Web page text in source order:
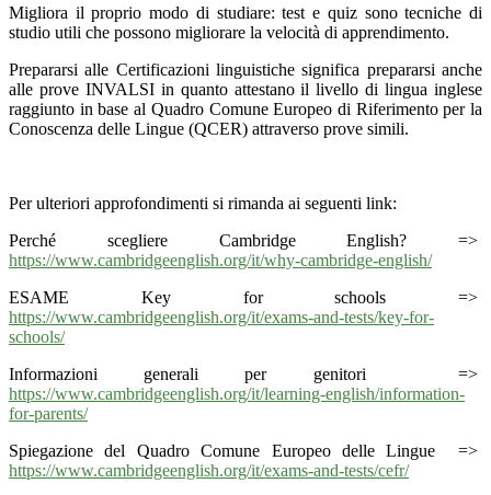
Migliora il proprio modo di studiare: test e quiz sono tecniche di
studio utili che possono migliorare la velocità di apprendimento.
Prepararsi alle Certificazioni linguistiche significa prepararsi anche
alle prove INVALSIin quanto attestano il livello di lingua inglese
raggiunto in base al Quadro Comune Europeo di Riferimento per la
Conoscenza delle Lingue (QCER) attraverso prove simili.
Per ulteriori approfondimenti si rimanda ai seguenti link:
Perché scegliere Cambridge English? =>
https://www.cambridgeenglish.org/it/why-cambridge-english/
ESAME Key for schools =>
https://www.cambridgeenglish.org/it/exams-and-tests/key-for-
schools/
Informazioni generali per genitori =>
https://www.cambridgeenglish.org/it/learning-english/information-
for-parents/
Spiegazione del Quadro Comune Europeo delle Lingue =>
https://www.cambridgeenglish.org/it/exams-and-tests/cefr/